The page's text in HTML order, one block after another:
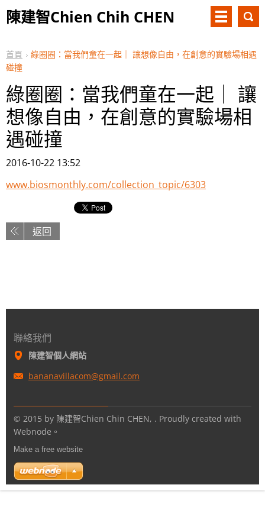
陳建智Chien Chih CHEN
首頁
綠圈圈：當我們童在一起｜ 讓想像自由，在創意的實驗場相遇
碰撞
綠圈圈：當我們童在一起｜ 讓
想像自由，在創意的實驗場相
遇碰撞
2016-10-22 13:52
www.biosmonthly.com/collection_topic/6303
返回
聯絡我們
陳建智個人網站
bananavillacom@gmail.com
© 2015 by 陳建智Chien Chin CHEN, . Proudly created with
Webnode。
Make a free website